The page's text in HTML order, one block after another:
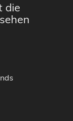
die